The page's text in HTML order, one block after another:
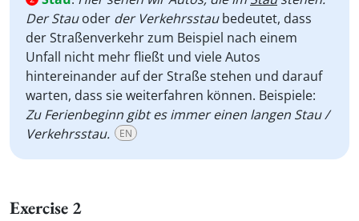
Der Stauoder der Verkehrsstaubedeutet, dass
der Straßenverkehr zum Beispiel nach einem
Unfall nicht mehr fließt und viele Autos
hintereinander auf der Straße stehen und darauf
warten, dass sie weiterfahren können. Beispiele:
Zu Ferienbeginn gibt es immer einen langen Stau /
Verkehrsstau.
EN
Exercise 2